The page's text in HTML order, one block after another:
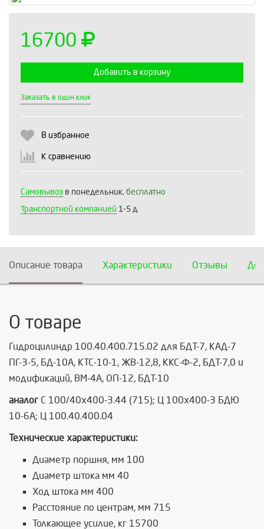
16700
Добавить в корзину
Заказать в один клик
В избранное
К сравнению
Самовывоз в понедельник, бесплатно
Транспортной компанией 1-5 д
Описание товара Характеристики Отзывы
О товаре
Гидроцилиндр 100.40.400.715.02 для БДТ-7, КАД-7
ПГ-3-5, БД-10А, КТС-10-1, ЖВ-12,8, ККС-Ф-2, БДТ-7,0 и
модификаций, ВМ-4А, ОП-12, БДТ-10
аналог C 100/40x400-3.44 (715); Ц 100х400-3 БДЮ
10-6А; Ц 100.40.400.04
Технические характеристики:
Диаметр поршня, мм 100
Диаметр штока мм 40
Ход штока мм 400
Расстояние по центрам, мм 715
Толкающее усилие, кг 15700